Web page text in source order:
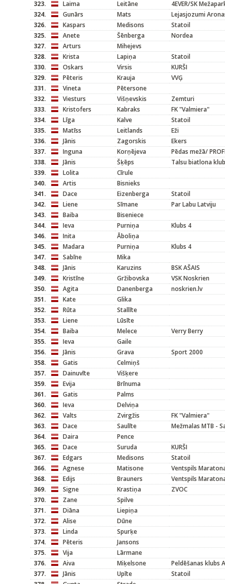
323. Laima Leitāne
4EVER/SK
324.
Gunārs Mats
Lejasjozumi
326.
Kaspars Medisons
Statoil
325.
Anete Šēnberga
Nordea
327.
Arturs
Mihejevs
328.
Krista Lapiņa
Statoil
330.
Oskars Virsis
KURŠI
329.
Pēteris Krauja
VVĢ
331.
Vineta
Pētersone
332.
Viesturs Višņevskis
Zemturi
333.
Kristofers Kabraks
FK "Valmiera"
334.
Līga Kalve
Statoil
335.
Matīss Leitlands
Eži
336.
Jānis Zagorskis
Ekers
337.
Inguna Korņējeva
Pēdas mežā/
338.
Jānis Šķēps
Talsu biatlona
339.
Lolita
Cīrule
340.
Artis
Bisnieks
341.
Dace Eizenberga
Statoil
342.
Liene Sīmane
Par Labu Latviju
343.
Baiba
Biseniece
344.
Ieva Purniņa
Klubs 4
346.
Inita
Āboliņa
345.
Madara Purniņa
Klubs 4
347.
Sabīne
Mika
348.
Jānis Karuzins
BSK AŠAIS
349.
Kristīne Gržibovska
VSK Noskrien
350.
Agita Danenberga
noskrien.lv
351.
Kate
Glika
352.
Rūta
Stallīte
353.
Liene
Lūsīte
354.
Baiba Melece
Verry Berry
355.
Ieva
Gaile
356.
Jānis Grava
Sport 2000
358.
Gatis
Celmiņš
357.
Dainuvīte
Višķere
359.
Evija
Brīnuma
361.
Gatis
Palms
360.
Ieva
Delviņa
362.
Valts Zvirgžis
FK "Valmiera"
363.
Dace Saulīte
Mežmalas MTB -
364.
Daira
Pence
365.
Dace Suruda
KURŠI
367.
Edgars Medisons
Statoil
366.
Agnese Matisone
Ventspils
368.
Edijs Brauners
Ventspils
369.
Signe Krastiņa
ZVOC
370.
Zane
Spilve
371.
Diāna
Liepiņa
372.
Alise
Dūne
373.
Linda
Spurķe
374.
Pēteris
Jansons
375.
Vija
Lārmane
376.
Aiva Miķelsone
Peldēšanas klubs
377.
Jānis Upīte
Statoil